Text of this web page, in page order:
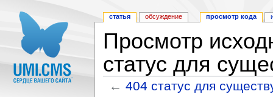
Просмотр
статус для
←404 статус для
статья обсуждение просмотр кода